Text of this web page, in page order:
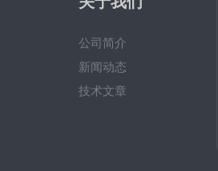
公司简介
新闻动态
技术文章